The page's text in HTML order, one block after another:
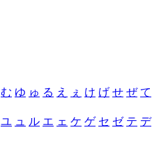
む ゆ ゅ る え ぇ け げ せ ぜ て
ユ ュ ル エ ェ ケ ゲ セ ゼ テ デ